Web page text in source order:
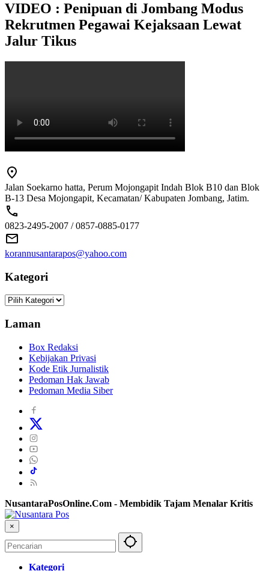
VIDEO : Penipuan di Jombang Modus
Rekrutmen Pegawai Kejaksaan Lewat
Jalur Tikus
Jalan Soekarno hatta, Perum Mojongapit Indah Blok B10 dan Blok
B-13 Desa Mojongapit, Kecamatan/ Kabupaten Jombang, Jatim.
0823-2495-2007 / 0857-0885-0177
korannusantarapos@yahoo.com
Kategori
Kategori
Laman
Box Redaksi
Kebijakan Privasi
Kode Etik Jurnalistik
Pedoman Hak Jawab
Pedoman Media Siber
NusantaraPosOnline.Com - Membidik Tajam Menalar Kritis
×
Kategori